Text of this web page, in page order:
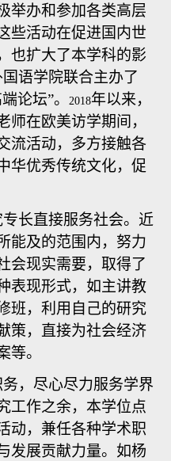
举办和参加各类高层
些活动在促进国内世
也扩大了本学科的影
语学院联合主办了
论坛”。
2018年以来，
师在欧美访学期间，
流活动，多方接触各
华优秀传统文化，促
长直接服务社会。近
能及的范围内，努力
会现实需要，取得了
表现形式，如主讲教
班，利用自己的研究
策，直接为社会经济
等。
，尽心尽力服务学界
工作之余，本学位点
动，兼任各种学术职
发展贡献力量。如杨